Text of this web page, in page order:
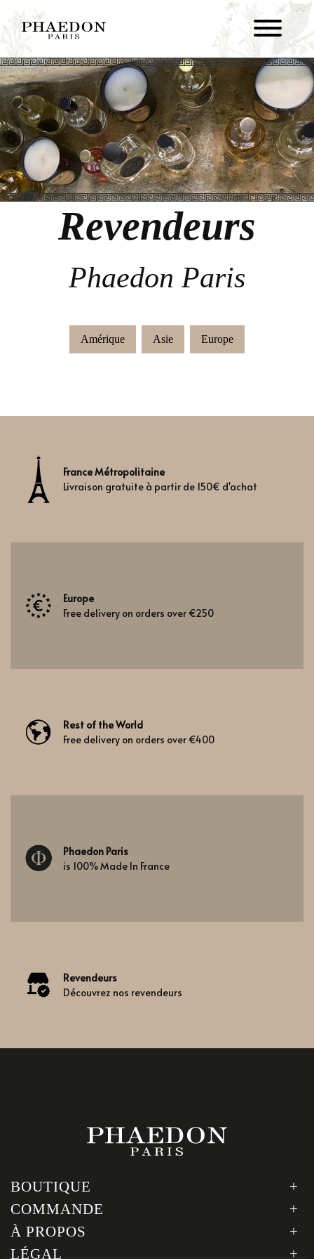
Revendeurs
Phaedon Paris
Amérique Asie Europe
France Métropolitaine
Livraison gratuite à partir de 150€ d'achat
Europe
Free delivery on orders over €250
Rest of the World
Free delivery on orders over €400
Phaedon Paris
is 100% Made In France
Revendeurs
Découvrez nos revendeurs
BOUTIQUE
COMMANDE
À PROPOS
LÉGAL